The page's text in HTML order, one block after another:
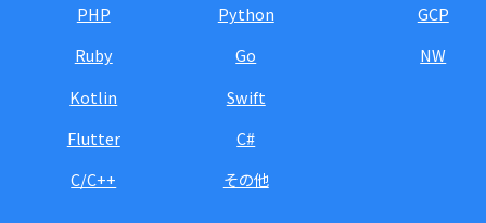
PHP
Python
Ruby
Go
Kotlin
Swift
Flutter
C#
C/C++
その他
GCP
NW